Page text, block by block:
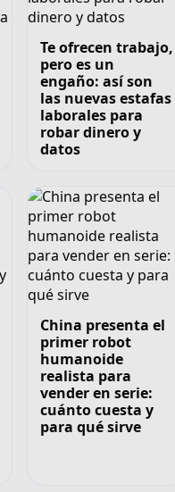
Te ofrecen trabajo,
pero es un
engaño: así son
las nuevas estafas
laborales para
robar dinero y
datos
China presenta el
primer robot
humanoide
realista para
vender en serie:
cuánto cuesta y
para qué sirve